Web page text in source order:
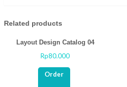
Related products
Layout Design Catalog 04
Rp80.000
Order